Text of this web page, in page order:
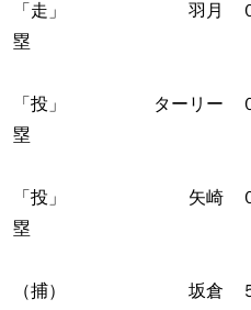
「走」 羽月 ０－
塁
「投」 ターリー ０
塁
「投」 矢崎 ０－
塁
（捕） 坂倉 ５－